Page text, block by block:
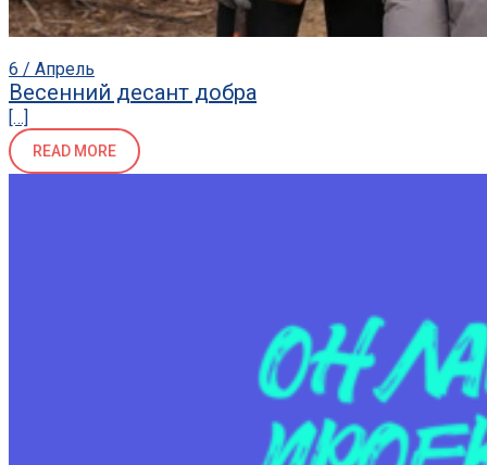
6 / Апрель
Весенний десант добра
[…]
READ MORE